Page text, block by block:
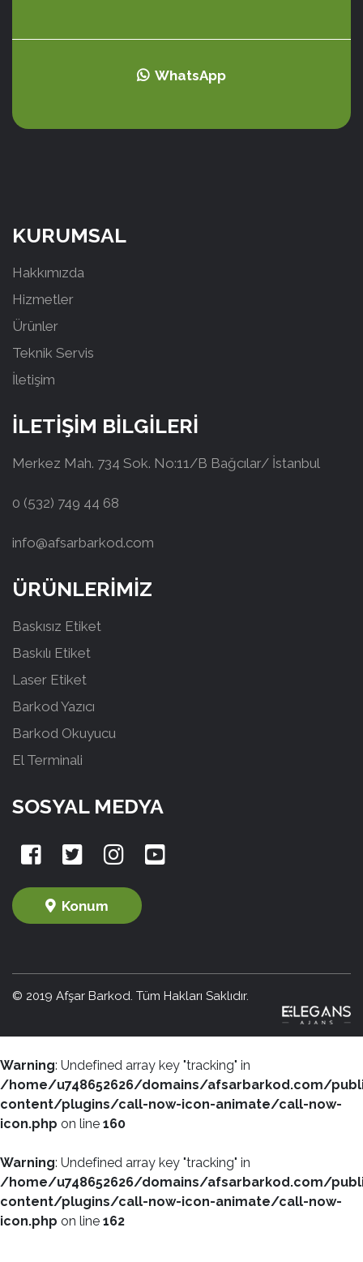
WhatsApp
KURUMSAL
Hakkımızda
Hizmetler
Ürünler
Teknik Servis
İletişim
İLETİŞİM BİLGİLERİ
Merkez Mah. 734 Sok. No:11/B Bağcılar/ İstanbul
0 (532) 749 44 68
info@afsarbarkod.com
ÜRÜNLERİMİZ
Baskısız Etiket
Baskılı Etiket
Laser Etiket
Barkod Yazıcı
Barkod Okuyucu
El Terminali
SOSYAL MEDYA
Konum
© 2019 Afşar Barkod. Tüm Hakları Saklıdır.
Warning: Undefined array key "tracking" in
/home/u748652626/domains/afsarbarkod.com/
content/plugins/call-now-icon-animate/call-now-
icon.php on line 160
Warning: Undefined array key "tracking" in
/home/u748652626/domains/afsarbarkod.com/
content/plugins/call-now-icon-animate/call-now-
icon.php on line 162